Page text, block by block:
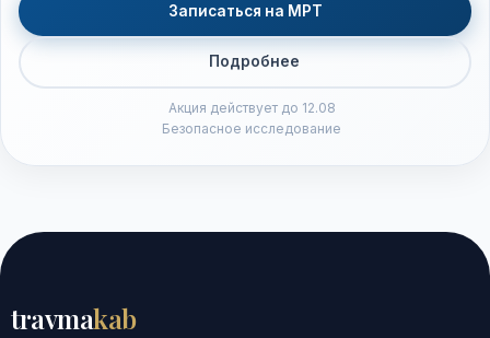
Записаться на МРТ
Подробнее
Акция действует до 12.08
Безопасное исследование
travmakab